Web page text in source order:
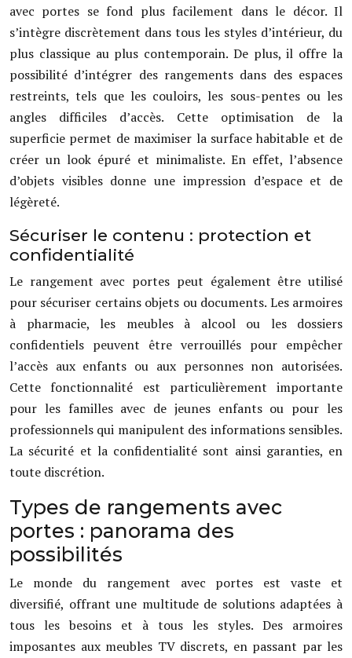
avec portes se fond plus facilement dans le décor. Il
s’intègre discrètement dans tous les styles d’intérieur, du
plus classique au plus contemporain. De plus, il offre la
possibilité d’intégrer des rangements dans des espaces
restreints, tels que les couloirs, les sous-pentes ou les
angles difficiles d’accès. Cette optimisation de la
superficie permet de maximiser la surface habitable et de
créer un look épuré et minimaliste. En effet, l’absence
d’objets visibles donne une impression d’espace et de
légèreté.
Sécuriser le contenu : protection et
confidentialité
Le rangement avec portes peut également être utilisé
pour sécuriser certains objets ou documents. Les armoires
à pharmacie, les meubles à alcool ou les dossiers
confidentiels peuvent être verrouillés pour empêcher
l’accès aux enfants ou aux personnes non autorisées.
Cette fonctionnalité est particulièrement importante
pour les familles avec de jeunes enfants ou pour les
professionnels qui manipulent des informations sensibles.
La sécurité et la confidentialité sont ainsi garanties, en
toute discrétion.
Types de rangements avec
portes : panorama des
possibilités
Le monde du rangement avec portes est vaste et
diversifié, offrant une multitude de solutions adaptées à
tous les besoins et à tous les styles. Des armoires
imposantes aux meubles TV discrets, en passant par les